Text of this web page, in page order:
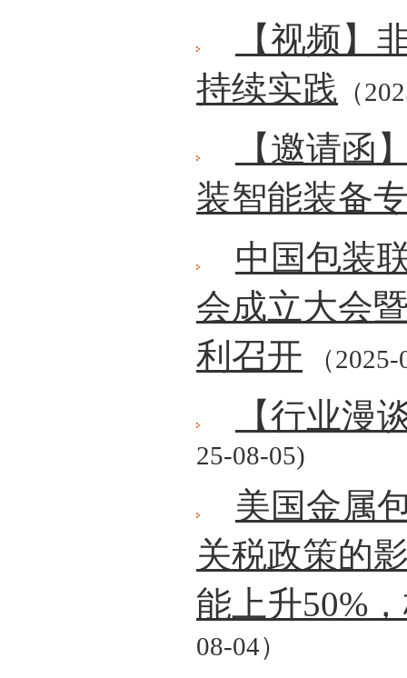
【视频】
持续实践 （
【邀请函
装智能装备
中国包装
会成立大会
利召开 （
【行业漫
25-08-05)
美国金属
关税政策的
能上升50%
08-04）